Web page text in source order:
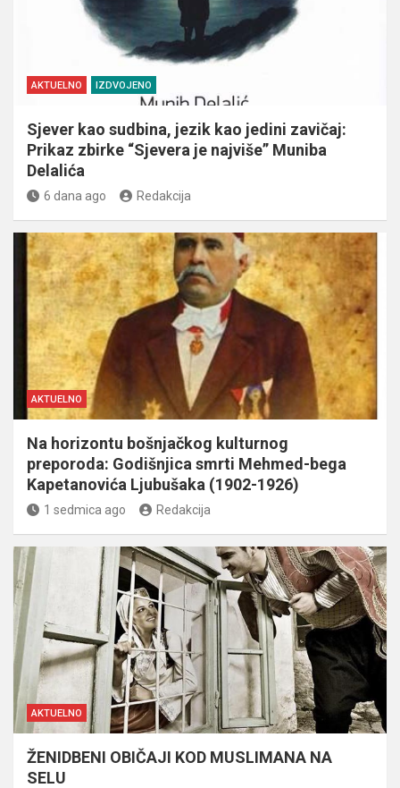
AKTUELNO IZDVOJENO
Sjever kao sudbina, jezik kao jedini zavičaj:
Prikaz zbirke “Sjevera je najviše” Muniba
Delalića
6 dana ago Redakcija
AKTUELNO
Na horizontu bošnjačkog kulturnog
preporoda: Godišnjica smrti Mehmed-bega
Kapetanovića Ljubušaka (1902-1926)
1 sedmica ago Redakcija
AKTUELNO
ŽENIDBENI OBIČAJI KOD MUSLIMANA NA
SELU